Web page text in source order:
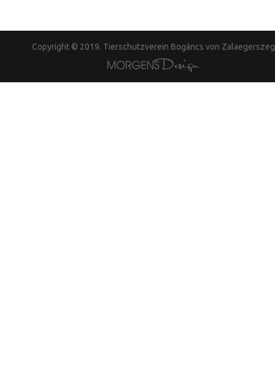
Copyright © 2019. Tierschutzverein Bogáncs von Zalaegerszeg